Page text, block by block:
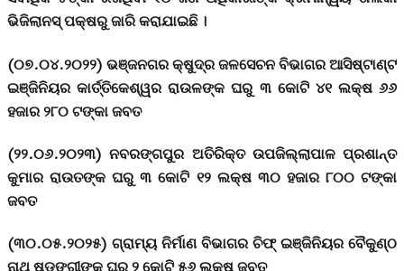
ଭିଜିଲାନସ୍ ପକ୍ଷରୁ ଜାରି କରାଯାଇଛି ।
(୦୭.୦୪.୨୦୨୨) ଭଞ୍ଜନଗର କ୍ଷୁଦ୍ର ଜଳସେଚନ ବିଭାଗର ଆସିଷ୍ଟାଣ୍ଟ
ଇଞ୍ଜିନିୟର କାର୍ତ୍ତିକେଶ୍ୱର ରାଉଳଙ୍କ ଘରୁ ୩ କୋଟି ୪୧ ଲକ୍ଷ ୬୬
ହଜାର ୨୮୦ ଟଙ୍କା ଜବତ
(୨୨.୦୬.୨୦୨୩) ନବରଙ୍ଗପୁର ଅତିରିକ୍ତ ଉପଜିଲ୍ଲାପାଳ ପ୍ରଶାନ୍ତ
କୁମାର ରାଉତଙ୍କ ଘରୁ ୩ କୋଟି ୧୨ ଲକ୍ଷ ୩୦ ହଜାର ୮୦୦ ଟଙ୍କା
ଜବତ
(୩୦.୦୫.୨୦୨୫) ଗ୍ରାମ୍ୟ ନିର୍ମାଣ ବିଭାଗର ଚିଫ୍ ଇଞ୍ଜିନିୟର ବୈକୁଣ୍ଠ